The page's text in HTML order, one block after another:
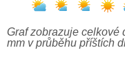
Graf zobrazuje celkové
mm v průběhu příštích